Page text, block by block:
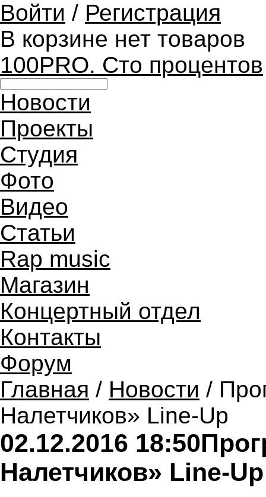
Войти / Регистрация
В корзине нет товаров
100PRO. Сто процентов
Новости
Проекты
Студия
Фото
Видео
Статьи
Rap music
Магазин
Концертный отдел
Контакты
Форум
Главная / Новости /
Налетчиков» Line-Up
02.12.2016 18:50
Налетчиков» Line-Up